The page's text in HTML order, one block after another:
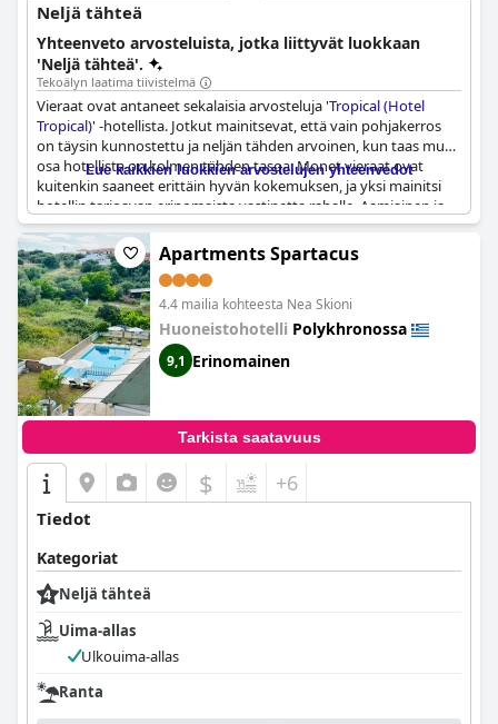
Neljä tähteä
Yhteenveto arvosteluista, jotka liittyvät luokkaan
'Neljä tähteä'.
Tekoälyn laatima tiivistelmä
Vieraat ovat antaneet sekalaisia arvosteluja 'Tropical (Hotel
Tropical)' -hotellista. Jotkut mainitsevat, että vain pohjakerros
on täysin kunnostettu ja neljän tähden arvoinen, kun taas muu
osa hotellista on kolmen tähden tasoa. Monet vieraat ovat
kuitenkin saaneet erittäin hyvän kokemuksen, ja yksi mainitsi
hotellin tarjoavan erinomaista vastinetta rahalle. Aamiainen ja
illallinen olivat monipuolisia ja herkullisia, ja niissä oli laaja
valikoima ruokia, mukaan lukien hedelmiä ja jälkiruokia. Hotellin
sijainti saa myös kehuja, koska se on lähellä merta. Pysäköinti
on mahdollista niille, jotka saapuvat autolla. Vaikka jotkut
vieraat ovat löytäneet hotellista vikoja, sitä pidetään yleisesti
ottaen hyvänä hotellina omassa hintaluokassaan.
Lue kaikkien luokkien arvostelujen yhteenvedot
Apartments Spartacus
4.4 mailia kohteesta Nea Skioni
Huoneistohotelli Polykhronossa
9,1 Erinomainen
Tarkista saatavuus
$ +6
Tiedot
Kategoriat
Neljä tähteä
Uima-allas
Ulkouima-allas
Ranta